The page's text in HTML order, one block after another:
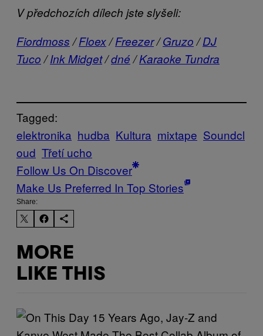
V předchozích dílech jste slyšeli:
Fiordmoss/Floex/Freezer/Gruzo/DJ
Tuco/Ink Midget/dné/Karaoke Tundra
Tagged:
elektronika hudba Kultura mixtape Soundcl
oud Třetí ucho
Follow Us On Discover
Make Us Preferred In Top Stories
Share:
MORE
LIKE THIS